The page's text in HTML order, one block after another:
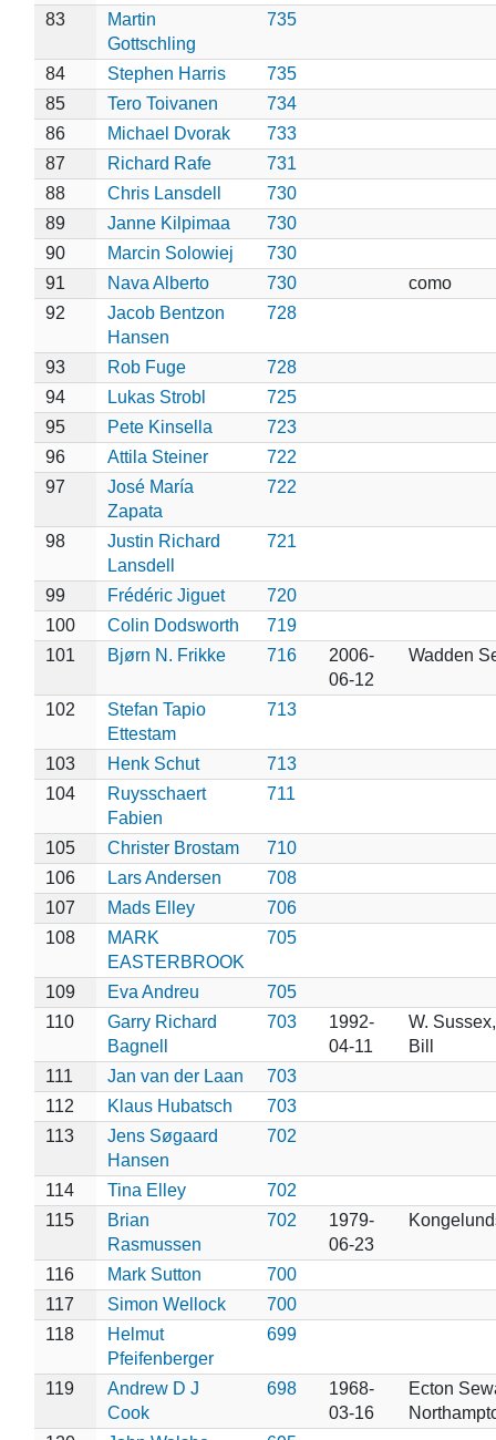
83
Martin
Gottschling
735
84 Stephen Harris
735
85
Tero Toivanen
734
86
Michael Dvorak
733
87
Richard Rafe
731
88
Chris Lansdell
730
89
Janne Kilpimaa
730
90
Marcin Solowiej
730
91
Nava Alberto 730
como
92
Jacob Bentzon
Hansen
728
93 Rob Fuge
728
94
Lukas Strobl
725
95
Pete Kinsella
723
96
Attila Steiner
722
97
José María
Zapata
722
98
Justin Richard
Lansdell
721
99 Frédéric Jiguet
720
100
Colin Dodsworth
719
101
Bjørn N. Frikke 716
2006-
06-12
Wadden
102
Stefan Tapio
Ettestam
713
103 Henk Schut
713
104
Ruysschaert
Fabien
711
105 Christer Brostam
710
106
Lars Andersen
708
107
Mads Elley
706
108
MARK
EASTERBROOK
705
109 Eva Andreu
705
110
Garry Richard
Bagnell
703
1992-
04-11
W.
Bill
111
Jan van der Laan
703
112
Klaus Hubatsch
703
113
Jens Søgaard
Hansen
702
114 Tina Elley
702
115
Brian
Rasmussen
702
1979-
06-23
116 Mark Sutton
700
117
Simon Wellock
700
118
Helmut
Pfeifenberger
699
119
Andrew D J
Cook
698
1968-
03-16
Ecton